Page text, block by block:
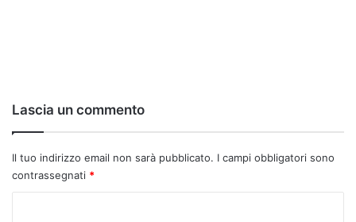
Lascia un commento
Il tuo indirizzo email non sarà pubblicato. I campi obbligatori sono
contrassegnati *